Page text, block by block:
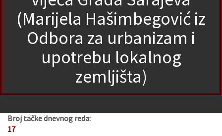
(Marijela Hašimbegović iz
Odbora za urbanizam i
upotrebu lokalnog
zemljišta)
Broj tačke dnevnog reda:
17